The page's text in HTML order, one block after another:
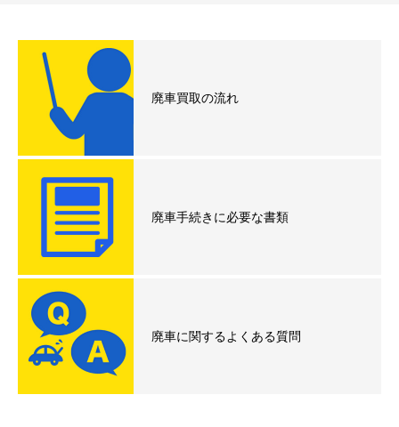
廃車買取の流れ
廃車手続きに必要な書類
廃車に関するよくある質問